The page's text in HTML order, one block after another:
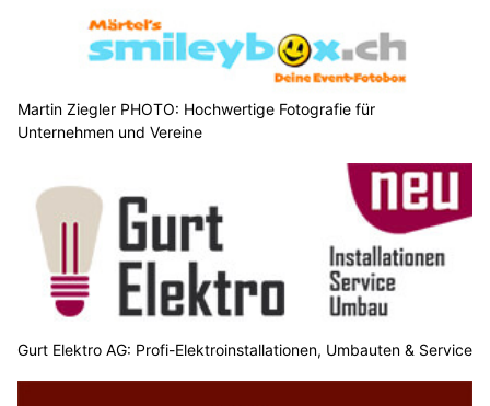
Martin Ziegler PHOTO: Hochwertige Fotografie für
Unternehmen und Vereine
Gurt Elektro AG: Profi-Elektroinstallationen, Umbauten & Service